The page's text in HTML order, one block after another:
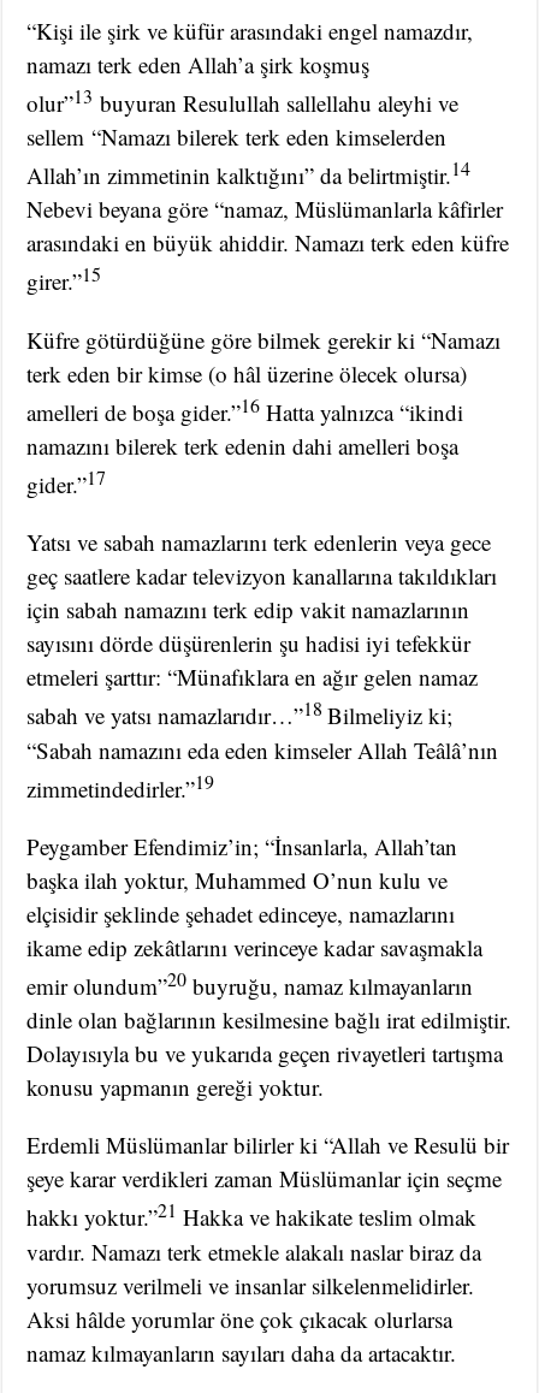
“Kişi ile şirk ve küfür arasındaki engel namazdır,
namazı terk eden Allah’a şirk koşmuş
olur”13 buyuran Resulullah sallellahu aleyhi ve
sellem “Namazı bilerek terk eden kimselerden
Allah’ın zimmetinin kalktığını” da belirtmiştir.14
Nebevi beyana göre “namaz, Müslümanlarla kâfirler
arasındaki en büyük ahiddir. Namazı terk eden küfre
girer.”15
Küfre götürdüğüne göre bilmek gerekir ki “Namazı
terk eden bir kimse (o hâl üzerine ölecek olursa)
amelleri de boşa gider.”16 Hatta yalnızca “ikindi
namazını bilerek terk edenin dahi amelleri boşa
gider.”17
Yatsı ve sabah namazlarını terk edenlerin veya gece
geç saatlere kadar televizyon kanallarına takıldıkları
için sabah namazını terk edip vakit namazlarının
sayısını dörde düşürenlerin şu hadisi iyi tefekkür
etmeleri şarttır: “Münafıklara en ağır gelen namaz
sabah ve yatsı namazlarıdır…”18Bilmeliyiz ki;
“Sabah namazını eda eden kimseler Allah Teâlâ’nın
zimmetindedirler.”19
Peygamber Efendimiz’in; “İnsanlarla, Allah’tan
başka ilah yoktur, Muhammed O’nun kulu ve
elçisidir şeklinde şehadet edinceye, namazlarını
ikame edip zekâtlarını verinceye kadar savaşmakla
emir olundum”20 buyruğu, namaz kılmayanların
dinle olan bağlarının kesilmesine bağlı irat edilmiştir.
Dolayısıyla bu ve yukarıda geçen rivayetleri tartışma
konusu yapmanın gereği yoktur.
Erdemli Müslümanlar bilirler ki “Allah ve Resulü bir
şeye karar verdikleri zaman Müslümanlar için seçme
hakkı yoktur.”21 Hakka ve hakikate teslim olmak
vardır. Namazı terk etmekle alakalı naslar biraz da
yorumsuz verilmeli ve insanlar silkelenmelidirler.
Aksi hâlde yorumlar öne çok çıkacak olurlarsa
namaz kılmayanların sayıları daha da artacaktır.